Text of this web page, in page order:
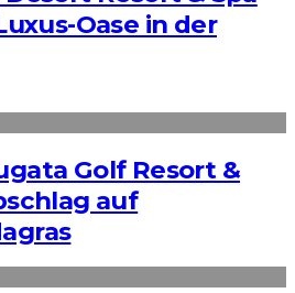
Oase in der
Golf Resort &
auf